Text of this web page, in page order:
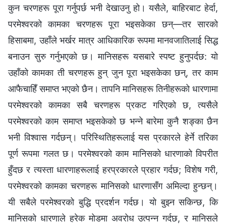
कुन चरणहरू पूरा गर्नुपर्छ भनी देखाउनु हो। यसैले, बाहिरबाट हेर्दा,
परमेश्‍वरको कामका चरणहरू पूरा भइसकेका छन्—तर सारको
हिसाबमा, उहाँले भर्खर मात्र आधिकारिक रूपमा मानवजातिलाई सिद्ध
बनाउन सुरु गर्नुभएको छ। मानिसहरू यसबारे स्पष्ट हुनुपर्दछ: यो
उहाँको कामका ती चरणहरू हुन् जुन पूरा भइसकेका छन्, तर काम
आफैचाहिँ समाप्त भएको छैन। तापनि मानिसहरू तिनीहरूको धारणामा
परमेश्‍वरको कामका सबै चरणहरू प्रकट गरिएको छ, त्यसैले
परमेश्‍वरको काम समाप्त भइसकेको छ भन्‍ने बारेमा कुनै शङ्का छैन
भनी विश्‍वास गर्दछन्। परिस्थितिहरूलाई यस प्रकारले हेर्ने तरिका
पूर्ण रूपमा गलत छ। परमेश्‍वरको काम मानिसको धारणाको विपरीत
हुँदछ र त्यस्ता धारणाहरूलाई हरप्रकारले प्रहार गर्दछ; विशेष गरी,
परमेश्‍वरको कामका चरणहरू मानिसको धारणासँग अमिल्दा हुन्छन्।
यी सबैले परमेश्‍वरको बुद्धि प्रदर्शन गर्दछ। यो बुझ्न सकिन्छ, कि
मानिसको धारणाले हरेक मोडमा अवरोध उत्पन्न गर्दछ, र मानिसले